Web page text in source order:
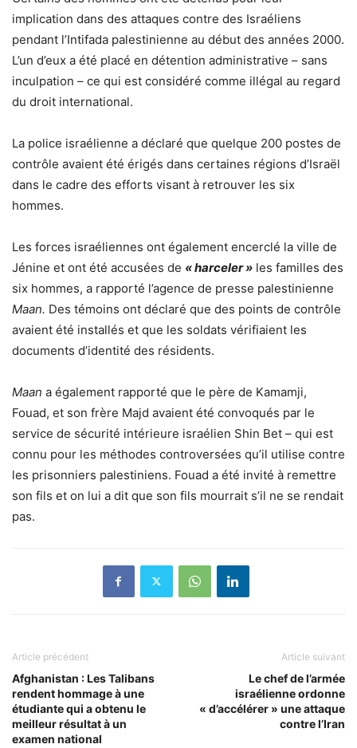
implication dans des attaques contre des Israéliens
pendant l’Intifada palestinienne au début des années 2000.
L’un d’eux a été placé en détention administrative – sans
inculpation – ce qui est considéré comme illégal au regard
du droit international.
La police israélienne a déclaré que quelque 200 postes de
contrôle avaient été érigés dans certaines régions d’Israël
dans le cadre des efforts visant à retrouver les six
hommes.
Les forces israéliennes ont également encerclé la ville de
Jénine et ont été accusées de « harceler » les familles des
six hommes, a rapporté l’agence de presse palestinienne
Maan. Des témoins ont déclaré que des points de contrôle
avaient été installés et que les soldats vérifiaient les
documents d’identité des résidents.
Maan a également rapporté que le père de Kamamji,
Fouad, et son frère Majd avaient été convoqués par le
service de sécurité intérieure israélien Shin Bet – qui est
connu pour les méthodes controversées qu’il utilise contre
les prisonniers palestiniens. Fouad a été invité à remettre
son fils et on lui a dit que son fils mourrait s’il ne se rendait
pas.
Article précédent
Afghanistan : Les Talibans
rendent hommage à une
étudiante qui a obtenu le
meilleur résultat à un
examen national
Article suivant
Le chef de l’armée
israélienne ordonne
« d’accélérer » une attaque
contre l’Iran